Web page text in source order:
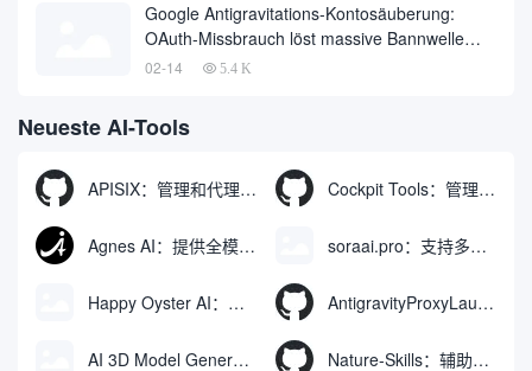
Google Antigravitations-Kontosäuberung:
OAuth-Missbrauch löst massive Bannwelle
und Methoden zur Kontowiederherstellung aus
02-14 5.4 K
Neueste AI-Tools
APISIX：管理和代理API及大模型流量的高性能网关 Cockpit Tools：管理多个AI编程IDE账号与配置多开独立实例的本地桌面应用
Agnes AI：提供全模态模型免费API、支持图文视频生成与复杂工程执行的智能体平台 soraai.pro：支持多模型文字转视频和图像生成的在线创作工具
Happy Oyster AI：生成可交互式3D虚拟世界与视频的大模型 AntigravityProxyLauncher：免TUN全局代理使用Antigravity IDE
AI 3D Model Generator：通过文本和图像快速生成3D模型的在线工具 Nature-Skills：辅助撰写学术论文和绘制科研图表的智能体插件